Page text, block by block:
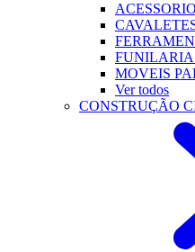
FUNILARIA
MOVEIS
Ver todos
CONSTRUÇÃO